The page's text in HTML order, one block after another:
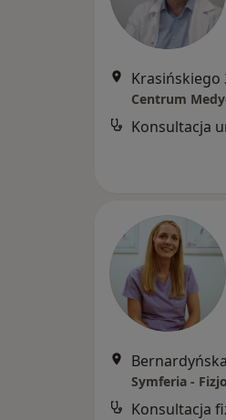
Krasińskiego
Centrum
Konsultacja
Symferia -
Konsultacja